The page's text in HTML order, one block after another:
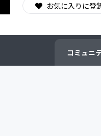
CAMPFIRE
お気に入りに登
コミュニ